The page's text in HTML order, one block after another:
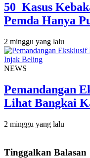
50 Kasus
Pemda Hanya
2 minggu yang lalu
NEWS
Pemandangan
Lihat Bangkai
2 minggu yang lalu
Tinggalkan Balasan